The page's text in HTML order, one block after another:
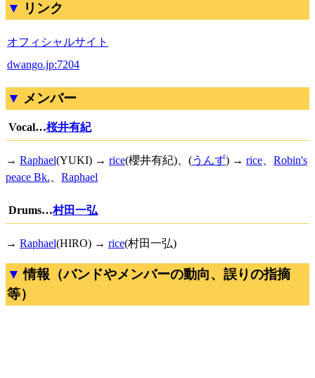
リンク
オフィシャルサイト
dwango.jp:7204
メンバー
Vocal…桜井有紀
→ Raphael(YUKI) → rice(櫻井有紀)、(うんず) → rice
Robin's
peace Bk.
Raphael
Drums…村田一弘
→ Raphael(HIRO) → rice(村田一弘)
情報（バンドやメンバーの動向、誤りの指摘
等）